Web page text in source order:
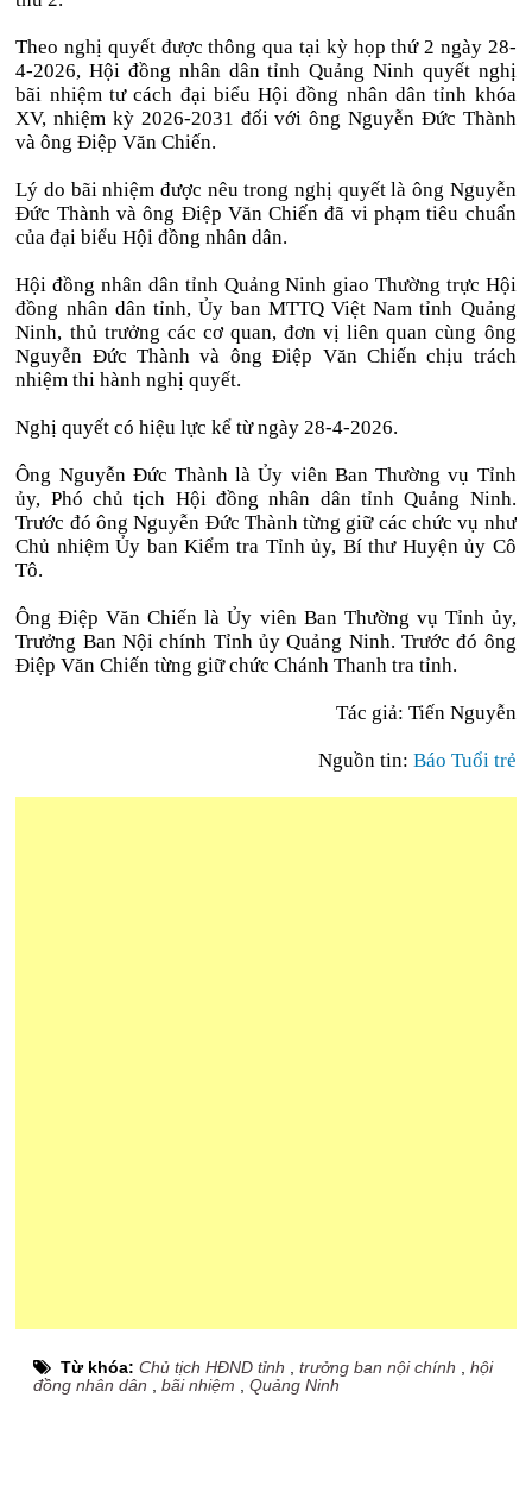
Theo nghị quyết được thông qua tại kỳ họp thứ 2 ngày 28-
4-2026, Hội đồng nhân dân tỉnh Quảng Ninh quyết nghị
bãi nhiệm tư cách đại biểu Hội đồng nhân dân tỉnh khóa
XV, nhiệm kỳ 2026-2031 đối với ông Nguyễn Đức Thành
và ông Điệp Văn Chiến.
Lý do bãi nhiệm được nêu trong nghị quyết là ông Nguyễn
Đức Thành và ông Điệp Văn Chiến đã vi phạm tiêu chuẩn
của đại biểu Hội đồng nhân dân.
Hội đồng nhân dân tỉnh Quảng Ninh giao Thường trực Hội
đồng nhân dân tỉnh, Ủy ban MTTQ Việt Nam tỉnh Quảng
Ninh, thủ trưởng các cơ quan, đơn vị liên quan cùng ông
Nguyễn Đức Thành và ông Điệp Văn Chiến chịu trách
nhiệm thi hành nghị quyết.
Nghị quyết có hiệu lực kể từ ngày 28-4-2026.
Ông Nguyễn Đức Thành là Ủy viên Ban Thường vụ Tỉnh
ủy, Phó chủ tịch Hội đồng nhân dân tỉnh Quảng Ninh.
Trước đó ông Nguyễn Đức Thành từng giữ các chức vụ như
Chủ nhiệm Ủy ban Kiểm tra Tỉnh ủy, Bí thư Huyện ủy Cô
Tô.
Ông Điệp Văn Chiến là Ủy viên Ban Thường vụ Tỉnh ủy,
Trưởng Ban Nội chính Tỉnh ủy Quảng Ninh. Trước đó ông
Điệp Văn Chiến từng giữ chức Chánh Thanh tra tỉnh.
Tác giả: Tiến Nguyễn
Nguồn tin: Báo Tuổi trẻ
Từ khóa:Chủ tịch HĐND tỉnh ,trưởng ban nội chính ,hội
đồng nhân dân ,bãi nhiệm ,Quảng Ninh